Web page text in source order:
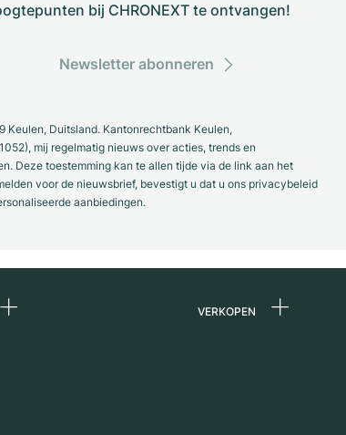
bij CHRONEXT te ontvangen!
Newsletter abonneren
Keulen, Duitsland. Kantonrechtbank Keulen,
mij regelmatig nieuws over acties, trends en
Deze toestemming kan te allen tijde via de link aan het
voor de nieuwsbrief, bevestigt u dat u ons privacybeleid
aanbiedingen.
VERKOPEN